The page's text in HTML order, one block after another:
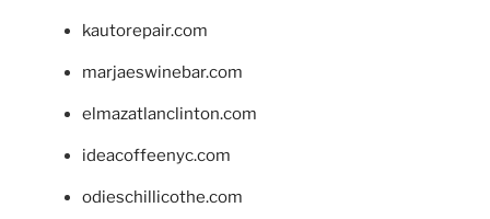
kautorepair.com
marjaeswinebar.com
elmazatlanclinton.com
ideacoffeenyc.com
odieschillicothe.com